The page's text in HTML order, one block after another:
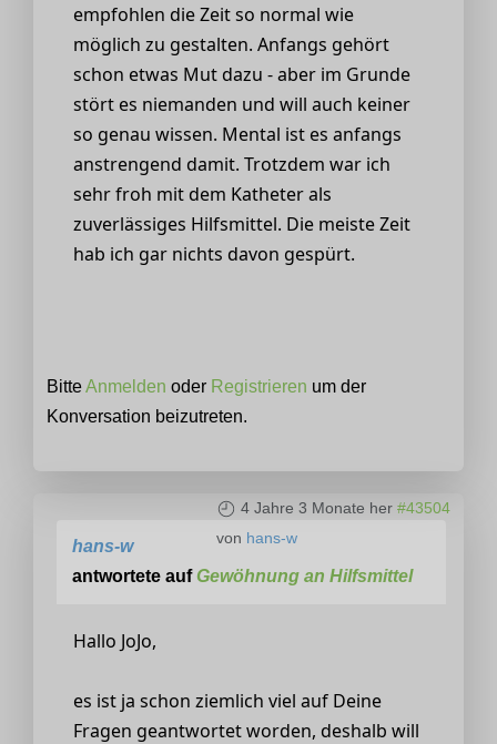
empfohlen die Zeit so normal wie
möglich zu gestalten. Anfangs gehört
schon etwas Mut dazu - aber im Grunde
stört es niemanden und will auch keiner
so genau wissen. Mental ist es anfangs
anstrengend damit. Trotzdem war ich
sehr froh mit dem Katheter als
zuverlässiges Hilfsmittel. Die meiste Zeit
hab ich gar nichts davon gespürt.
BitteAnmelden oder Registrieren um der
Konversation beizutreten.
4 Jahre 3 Monate her #43504
von hans-w
hans-w
antwortete aufGewöhnung an Hilfsmittel
Hallo JoJo,
es ist ja schon ziemlich viel auf Deine
Fragen geantwortet worden, deshalb will